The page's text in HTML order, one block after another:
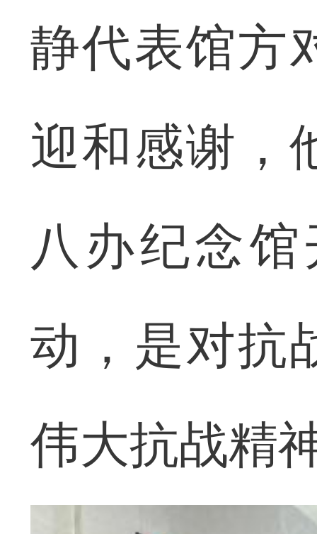
静代表馆方
迎和感谢，
八办纪念
动，是对抗
伟大抗战精